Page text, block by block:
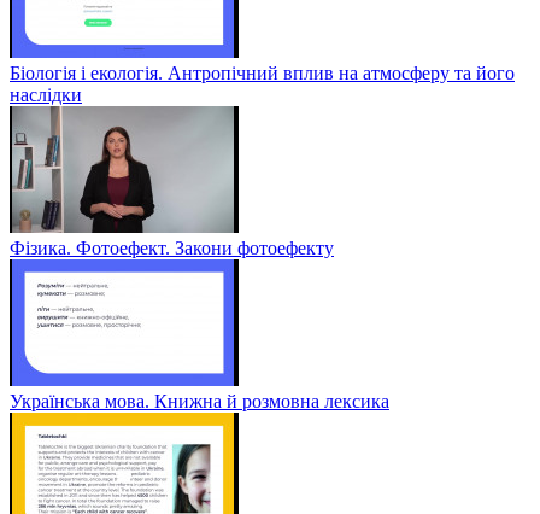
Біологія і екологія. Антропічний вплив на атмосферу та його
наслідки
Фізика. Фотоефект. Закони фотоефекту
Українська мова. Книжна й розмовна лексика